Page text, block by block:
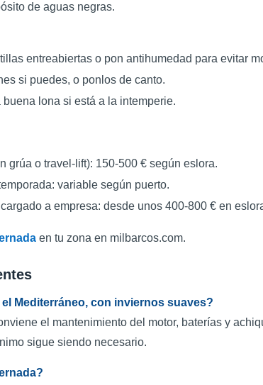
de aguas negras.
entreabiertas o pon antihumedad para evitar
si puedes, o ponlos de canto.
lona si está a la intemperie.
grúa o travel-lift): 150-500 € según eslora.
variable según puerto.
a empresa: desde unos 400-800 € en
en tu zona en milbarcos.com.
Mediterráneo, con inviernos suaves?
el mantenimiento del motor, baterías y
sigue siendo necesario.